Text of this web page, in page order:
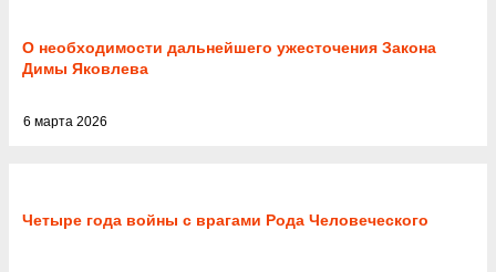
О необходимости дальнейшего ужесточения Закона
Димы Яковлева
6 марта 2026
Четыре года войны с врагами Рода Человеческого